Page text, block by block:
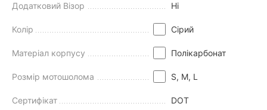
Додатковий Візор Нi
Колір Сірий
Матеріал корпусу Полікарбонат
Розмір мотошолома S, M, L
Сертифікат DOT